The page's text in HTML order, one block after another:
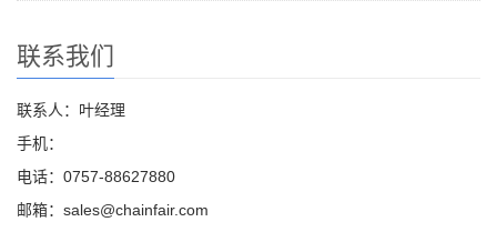
联系我们
联系人：叶经理
手机：
电话：0757-88627880
邮箱：sales@chainfair.com